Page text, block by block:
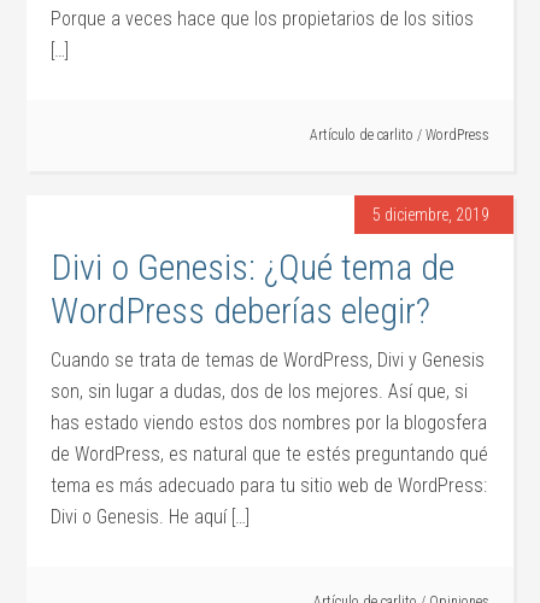
Porque a veces hace que los propietarios de los sitios
[…]
Artículo de carlito / WordPress
5 diciembre, 2019
Divi o Genesis: ¿Qué tema de
WordPress deberías elegir?
Cuando se trata de temas de WordPress, Divi y Genesis
son, sin lugar a dudas, dos de los mejores. Así que, si
has estado viendo estos dos nombres por la blogosfera
de WordPress, es natural que te estés preguntando qué
tema es más adecuado para tu sitio web de WordPress:
Divi o Genesis. He aquí […]